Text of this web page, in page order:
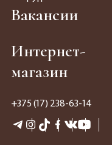
Вакансии
Интернет-
магазин
+375 (17) 238-63-14